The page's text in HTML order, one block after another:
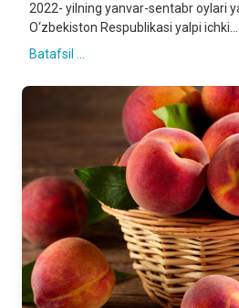
2022- yilning yanvar-sentabr oylari
O‘zbekiston Respublikasi yalpi ichki...
Batafsil ...